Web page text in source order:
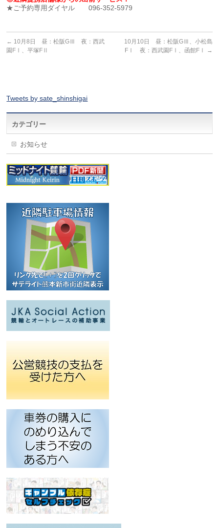
★ご予約専用ダイヤル 096-352-5979
← 10月8日 昼：松阪GⅢ 夜：西武
園FⅠ、平塚FⅡ
10月10日 昼：松阪GⅢ、小松島
FⅠ 夜：西武園FⅠ、函館FⅠ
→
Tweets by sate_shinshigai
カテゴリー
お知らせ